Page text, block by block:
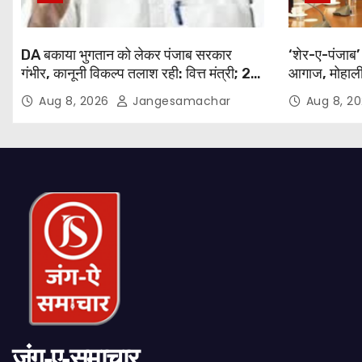
DA बकाया भुगतान को लेकर पंजाब सरकार
गंभीर, कानूनी विकल्प तलाश रही: वित्त मंत्री; 27
अगस्त की हड़ताल की चेतावनी
Aug 8, 2026 Jangesamachar
‘शेर-ए-
आगाज,
रोमांचAug 8,